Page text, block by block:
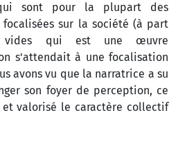
sont pour la plupart des
focalisées sur la société (à part
vides qui est une œuvre
s'attendait à une focalisation
avons vu que la narratrice a su
son foyer de perception, ce
valorisé le caractère collectif